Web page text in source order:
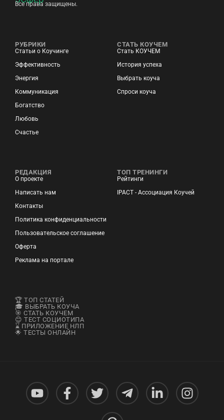
Все права защищены.
РУБРИКИ
Статьи о Коучинге
Эффективность
Энергия
Коммуникация
Богатство
Любовь
Счастье
СТАТЬ КОУЧЕМ
Стать КОУЧЕМ
История успеха
Выбрать коуча
Спроси коуча
РЕДАКЦИЯ
О проекте
Написать нам
Контакты
Политика конфиденциальности
Пользовательское соглашение
Оферта
Реклама на портале
ТОП ТРЕНИНГИ
Рейтинги
IPACT - Ассоциация Коучей
🏆 ТОП СТАТЕЙ
🎓 ВЫБРАТЬ КОУЧА
🎯 СТАТЬ КОУЧЕМ
😊 ТЕСТ СОЦИОТИПА
⌛ ПРИЛОЖЕНИЕ НЛП
🌟 ТЕСТЫ ОНЛАЙН